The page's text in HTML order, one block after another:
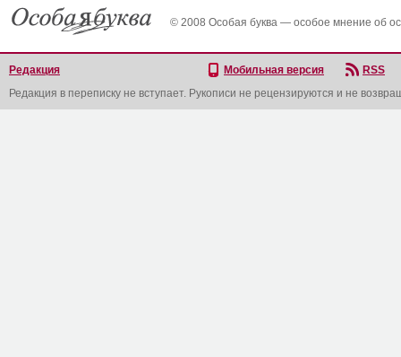
© 2008 Особая буква — особое мнение об
Редакция Мобильная версия
RSS
Редакция в переписку не вступает. Рукописи не рецензируются и не